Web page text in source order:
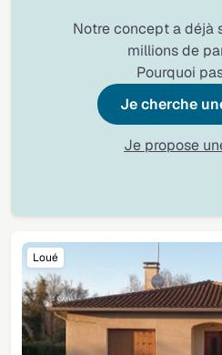
Loué
Notre concept a déjà
millions de
Pourquoi
Je cherche
Je propose